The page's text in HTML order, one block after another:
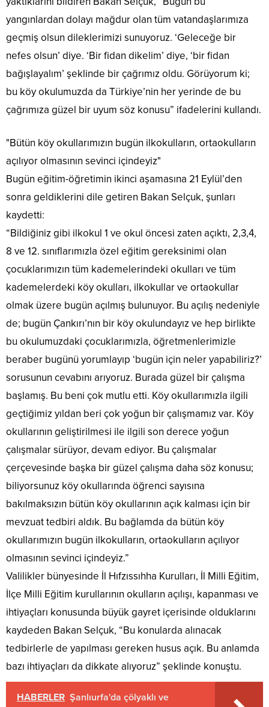
yangınlardan dolayı mağdur olan tüm vatandaşlarımıza
geçmiş olsun dileklerimizi sunuyoruz. ‘Geleceğe bir
nefes olsun’ diye. ‘Bir fidan dikelim’ diye, ‘bir fidan
bağışlayalım’ şeklinde bir çağrımız oldu. Görüyorum ki;
bu köy okulumuzda da Türkiye’nin her yerinde de bu
çağrımıza güzel bir uyum söz konusu” ifadelerini kullandı.
"Bütün köy okullarımızın bugün ilkokulların, ortaokulların
açılıyor olmasının sevinci içindeyiz"
Bugün eğitim-öğretimin ikinci aşamasına 21 Eylül’den
sonra geldiklerini dile getiren Bakan Selçuk, şunları
kaydetti:
“Bildiğiniz gibi ilkokul 1 ve okul öncesi zaten açıktı, 2,3,4,
8 ve 12. sınıflarımızla özel eğitim gereksinimi olan
çocuklarımızın tüm kademelerindeki okulları ve tüm
kademelerdeki köy okulları, ilkokullar ve ortaokullar
olmak üzere bugün açılmış bulunuyor. Bu açılış nedeniyle
de; bugün Çankırı’nın bir köy okulundayız ve hep birlikte
bu okulumuzdaki çocuklarımızla, öğretmenlerimizle
beraber bugünü yorumlayıp ‘bugün için neler yapabiliriz?’
sorusunun cevabını arıyoruz. Burada güzel bir çalışma
başlamış. Bu beni çok mutlu etti. Köy okullarımızla ilgili
geçtiğimiz yıldan beri çok yoğun bir çalışmamız var. Köy
okullarının geliştirilmesi ile ilgili son derece yoğun
çalışmalar sürüyor, devam ediyor. Bu çalışmalar
çerçevesinde başka bir güzel çalışma daha söz konusu;
biliyorsunuz köy okullarında öğrenci sayısına
bakılmaksızın bütün köy okullarının açık kalması için bir
mevzuat tedbiri aldık. Bu bağlamda da bütün köy
okullarımızın bugün ilkokulların, ortaokulların açılıyor
olmasının sevinci içindeyiz.”
Valilikler bünyesinde İl Hıfzıssıhha Kurulları, İl Milli Eğitim,
İlçe Milli Eğitim kurullarının okulların açılışı, kapanması ve
ihtiyaçları konusunda büyük gayret içerisinde olduklarını
kaydeden Bakan Selçuk, “Bu konularda alınacak
tedbirlerle de yapılması gereken husus açık. Bu anlamda
bazı ihtiyaçları da dikkate alıyoruz” şeklinde konuştu.
HABERLER Şanlıurfa'da çölyaklı ve